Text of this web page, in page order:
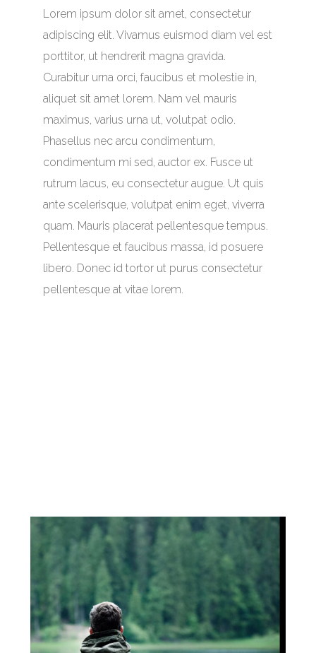
Lorem ipsum dolor sit amet, consectetur
adipiscing elit. Vivamus euismod diam vel est
porttitor, ut hendrerit magna gravida.
Curabitur urna orci, faucibus et molestie in,
aliquet sit amet lorem. Nam vel mauris
maximus, varius urna ut, volutpat odio.
Phasellus nec arcu condimentum,
condimentum mi sed, auctor ex. Fusce ut
rutrum lacus, eu consectetur augue. Ut quis
ante scelerisque, volutpat enim eget, viverra
quam. Mauris placerat pellentesque tempus.
Pellentesque et faucibus massa, id posuere
libero. Donec id tortor ut purus consectetur
pellentesque at vitae lorem.